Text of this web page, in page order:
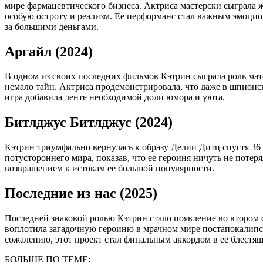
мире фармацевтического бизнеса. Актриса мастерски
особую остроту и реализм. Ее перформанс стал важным
за большими деньгами.
Аргайл (2024)
В одном из своих последних фильмов Кэтрин сыграла роль
немало тайн. Актриса продемонстрировала, что даже в
игра добавила ленте необходимой доли юмора и уюта.
Битлджус Битлджус (2024)
Кэтрин триумфально вернулась к образу Делии Дитц спустя
потустороннего мира, показав, что ее героиня ничуть не
возвращением к истокам ее большой популярности.
Последние из нас (2025)
Последней знаковой ролью Кэтрин стало появление во
воплотила загадочную героиню в мрачном мире
сожалению, этот проект стал финальным аккордом в ее
БОЛЬШЕ ПО ТЕМЕ: